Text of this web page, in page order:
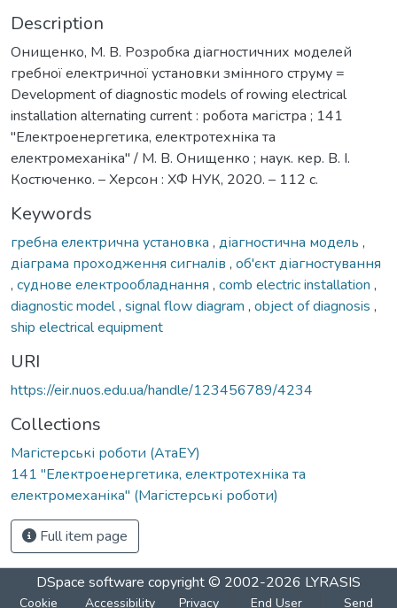
Description
Онищенко, М. В. Розробка діагностичних моделей
гребної електричної установки змінного струму =
Development of diagnostic models of rowing electrical
installation alternating current : робота магістра ; 141
"Електроенергетика, електротехніка та
електромеханіка" / М. В. Онищенко ; наук. кер. В. І.
Костюченко. – Херсон : ХФ НУК, 2020. – 112 с.
Keywords
гребна електрична установка , діагностична модель ,
діаграма проходження сигналів , об'єкт діагностування
, суднове електрообладнання , comb electric installation ,
diagnostic model, signal flow diagram , object of diagnosis ,
ship electrical equipment
URI
https://eir.nuos.edu.ua/handle/123456789/4234
Collections
Магістерські роботи (АтаЕУ)
141 "Електроенергетика, електротехніка та
електромеханіка" (Магістерські роботи)
Full item page
DSpace software copyright © 2002-2026 LYRASIS
Cookie Accessibility Privacy End User Send